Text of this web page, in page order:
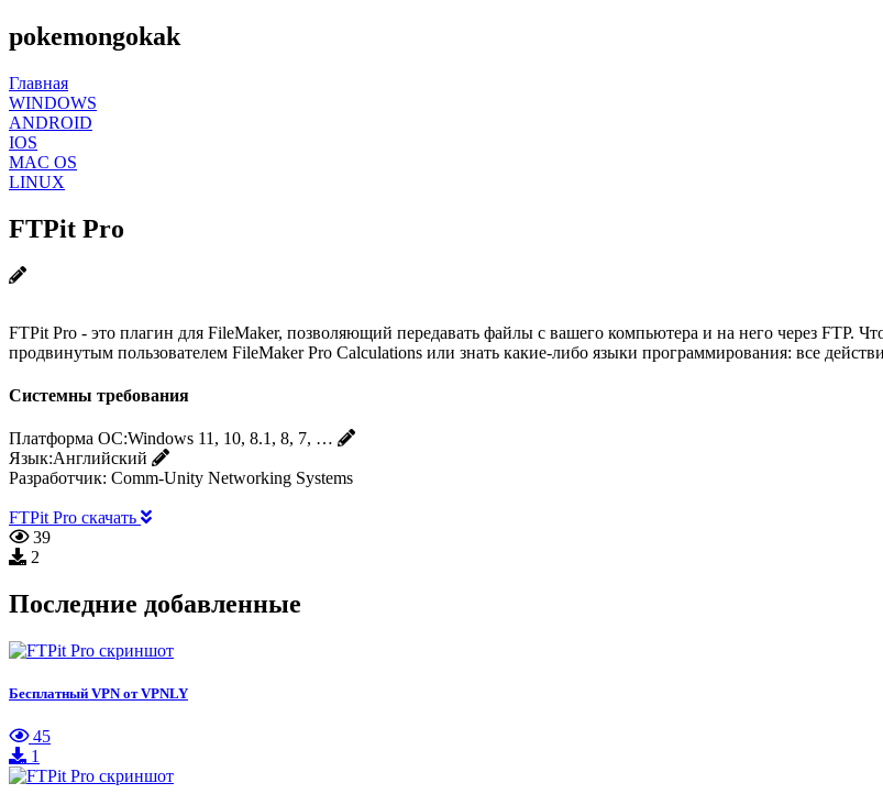
pokemongokak
Главная
WINDOWS
ANDROID
IOS
MAC OS
LINUX
FTPit Pro
FTPit Pro - это плагин для FileMaker, позволяющий передавать файлы с вашего компьютера и на него через FTP.
продвинутым пользователем FileMaker Pro Calculations или знать какие-либо языки программирования: все
Системны требования
Платформа ОС:Windows 11, 10, 8.1, 8, 7, …
Язык:Английский
Разработчик: Comm-Unity Networking Systems
FTPit Pro скачать
39
2
Последние добавленные
Бесплатный VPN от VPNLY
45
1